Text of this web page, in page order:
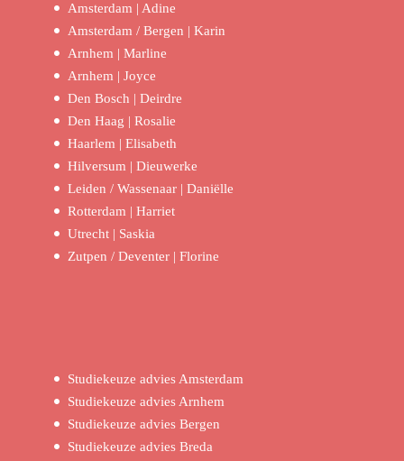
Amsterdam | Adine
Amsterdam / Bergen | Karin
Arnhem | Marline
Arnhem | Joyce
Den Bosch | Deirdre
Den Haag | Rosalie
Haarlem | Elisabeth
Hilversum | Dieuwerke
Leiden / Wassenaar | Daniëlle
Rotterdam | Harriet
Utrecht | Saskia
Zutpen / Deventer | Florine
Studiekeuze advies Amsterdam
Studiekeuze advies Arnhem
Studiekeuze advies Bergen
Studiekeuze advies Breda